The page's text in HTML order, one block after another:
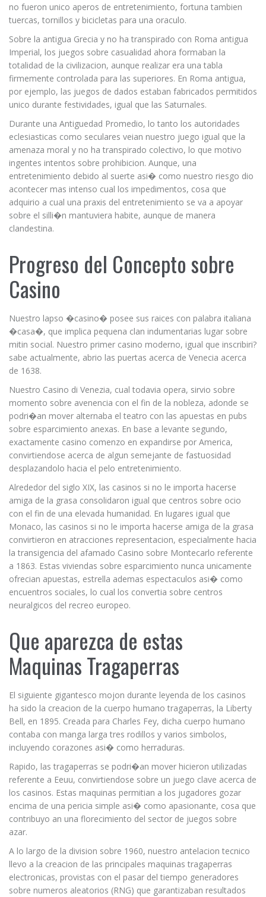
no fueron unico aperos de entretenimiento, fortuna tambien
tuercas, tornillos y bicicletas para una oraculo.
Sobre la antigua Grecia y no ha transpirado con Roma antigua
Imperial, los juegos sobre casualidad ahora formaban la
totalidad de la civilizacion, aunque realizar era una tabla
firmemente controlada para las superiores. En Roma antigua,
por ejemplo, las juegos de dados estaban fabricados permitidos
unico durante festividades, igual que las Saturnales.
Durante una Antiguedad Promedio, lo tanto los autoridades
eclesiasticas como seculares veian nuestro juego igual que la
amenaza moral y no ha transpirado colectivo, lo que motivo
ingentes intentos sobre prohibicion. Aunque, una
entretenimiento debido al suerte asi� como nuestro riesgo dio
acontecer mas intenso cual los impedimentos, cosa que
adquirio a cual una praxis del entretenimiento se va a apoyar
sobre el silli�n mantuviera habite, aunque de manera
clandestina.
Progreso del Concepto sobre
Casino
Nuestro lapso �casino� posee sus raices con palabra italiana
�casa�, que implica pequena clan indumentarias lugar sobre
mitin social. Nuestro primer casino moderno, igual que inscribiri?
sabe actualmente, abrio las puertas acerca de Venecia acerca
de 1638.
Nuestro Casino di Venezia, cual todavia opera, sirvio sobre
momento sobre avenencia con el fin de la nobleza, adonde se
podri�an mover alternaba el teatro con las apuestas en pubs
sobre esparcimiento anexas. En base a levante segundo,
exactamente casino comenzo en expandirse por America,
convirtiendose acerca de algun semejante de fastuosidad
desplazandolo hacia el pelo entretenimiento.
Alrededor del siglo XIX, las casinos si no le importa hacerse
amiga de la grasa consolidaron igual que centros sobre ocio
con el fin de una elevada humanidad. En lugares igual que
Monaco, las casinos si no le importa hacerse amiga de la grasa
convirtieron en atracciones representacion, especialmente hacia
la transigencia del afamado Casino sobre Montecarlo referente
a 1863. Estas viviendas sobre esparcimiento nunca unicamente
ofrecian apuestas, estrella ademas espectaculos asi� como
encuentros sociales, lo cual los convertia sobre centros
neuralgicos del recreo europeo.
Que aparezca de estas
Maquinas Tragaperras
El siguiente gigantesco mojon durante leyenda de los casinos
ha sido la creacion de la cuerpo humano tragaperras, la Liberty
Bell, en 1895. Creada para Charles Fey, dicha cuerpo humano
contaba con manga larga tres rodillos y varios simbolos,
incluyendo corazones asi� como herraduras.
Rapido, las tragaperras se podri�an mover hicieron utilizadas
referente a Eeuu, convirtiendose sobre un juego clave acerca de
los casinos. Estas maquinas permitian a los jugadores gozar
encima de una pericia simple asi� como apasionante, cosa que
contribuyo an una florecimiento del sector de juegos sobre
azar.
A lo largo de la division sobre 1960, nuestro antelacion tecnico
llevo a la creacion de las principales maquinas tragaperras
electronicas, provistas con el pasar del tiempo generadores
sobre numeros aleatorios (RNG) que garantizaban resultados